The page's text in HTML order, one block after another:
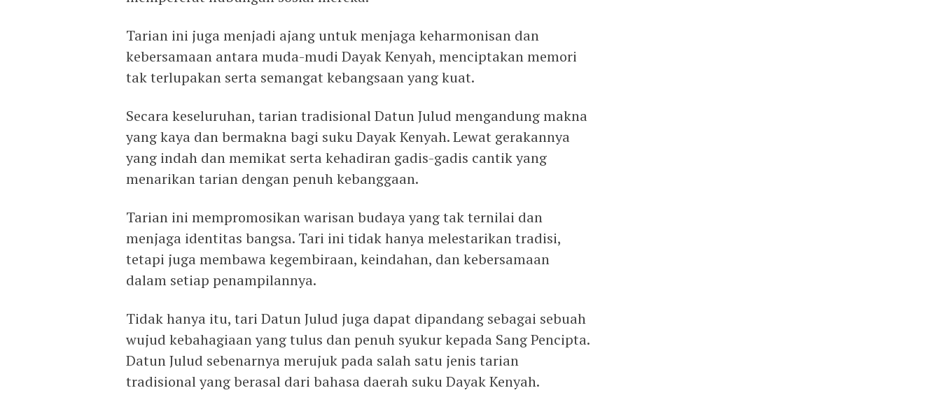
Tarian ini juga menjadi ajang untuk menjaga keharmonisan dan
kebersamaan antara muda-mudi Dayak Kenyah, menciptakan memori
tak terlupakan serta semangat kebangsaan yang kuat.
Secara keseluruhan, tarian tradisional Datun Julud mengandung makna
yang kaya dan bermakna bagi suku Dayak Kenyah. Lewat gerakannya
yang indah dan memikat serta kehadiran gadis-gadis cantik yang
menarikan tarian dengan penuh kebanggaan.
Tarian ini mempromosikan warisan budaya yang tak ternilai dan
menjaga identitas bangsa. Tari ini tidak hanya melestarikan tradisi,
tetapi juga membawa kegembiraan, keindahan, dan kebersamaan
dalam setiap penampilannya.
Tidak hanya itu, tari Datun Julud juga dapat dipandang sebagai sebuah
wujud kebahagiaan yang tulus dan penuh syukur kepada Sang Pencipta.
Datun Julud sebenarnya merujuk pada salah satu jenis tarian
tradisional yang berasal dari bahasa daerah suku Dayak Kenyah.